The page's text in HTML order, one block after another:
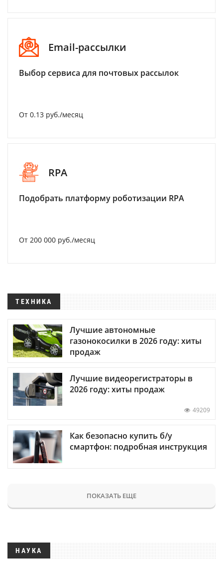
Email-рассылки
Выбор сервиса для почтовых рассылок
От 0.13 руб./месяц
RPA
Подобрать платформу роботизации RPA
От 200 000 руб./месяц
ТЕХНИКА
Лучшие автономные
газонокосилки в 2026 году: хиты
продаж
Лучшие видеорегистраторы в
2026 году: хиты продаж
49209
Как безопасно купить б/у
смартфон: подробная инструкция
ПОКАЗАТЬ ЕЩЕ
НАУКА